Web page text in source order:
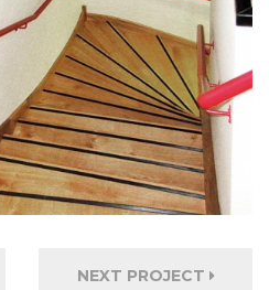
NEXT PROJECT